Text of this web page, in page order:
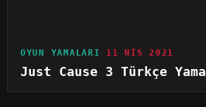
OYUN YAMALARI 11 NIS 2021
Just Cause 3 Türkçe Yama